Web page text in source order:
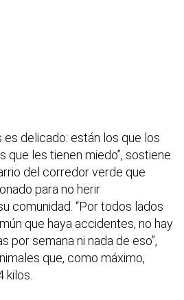
es delicado: están los que los
que les tienen miedo”, sostiene
del corredor verde que
para no herir
comunidad. “Por todos lados
que haya accidentes, no hay
por semana ni nada de eso”,
que, como máximo,
kilos.